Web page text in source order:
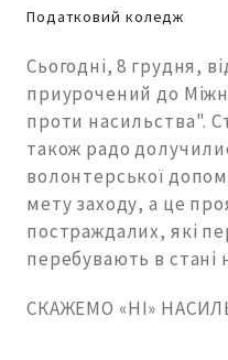
Податковий коледж
Сьогодні, 8 грудня,
приурочений до
проти насильства".
також радо
волонтерської
мету заходу, а це
постраждалих, які
перебувають в стані
СКАЖЕМО «НІ»